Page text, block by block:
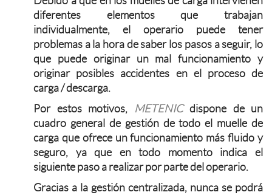
diferentes elementos que trabajan
individualmente, el operario puede tener
problemas a la hora de saber los pasos a seguir, lo
que puede originar un mal funcionamiento y
originar posibles accidentes en el proceso de
carga / descarga.
Por estos motivos,
METENIC dispone de un
cuadro general de gestión de todo el muelle de
carga que ofrece un funcionamiento más fluido y
seguro, ya que en todo momento indica el
siguiente paso a realizar por parte del operario.
Gracias a la gestión centralizada, nunca se podrá